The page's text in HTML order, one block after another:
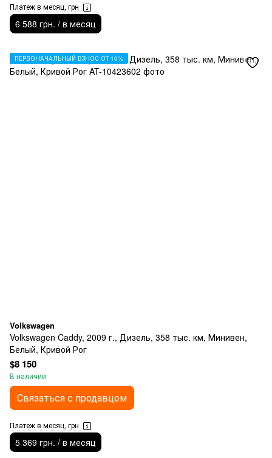
Платеж в месяц, грн
6 588 грн. / в месяц
ПЕРВОНАЧАЛЬНЫЙ ВЗНОС ОТ 10%
Volkswagen
Volkswagen Caddy, 2009 г., Дизель, 358 тыс. км, Минивен,
Белый, Кривой Рог
$8 150
В наличии
Связаться с продавцом
Платеж в месяц, грн
5 369 грн. / в месяц